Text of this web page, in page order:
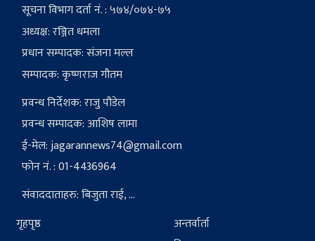
सूचना विभाग दर्ता नं. : ५७४/०७४-७५
अध्यक्ष: रञ्जित धमला
प्रधान सम्पादक: संजना मल्ल
सम्पादक: कृष्णराज गौतम
प्रवन्ध निर्देशक: राजु पौडेल
प्रवन्ध सम्पादक: आशिष लामा
ई-मेल:jagarannews74@gmail.com
फोन नं. : 01-4436964
संवाददाताहरु: बिजुता राई, ...
गृहपृष्ठ
अन्तर्वार्ता